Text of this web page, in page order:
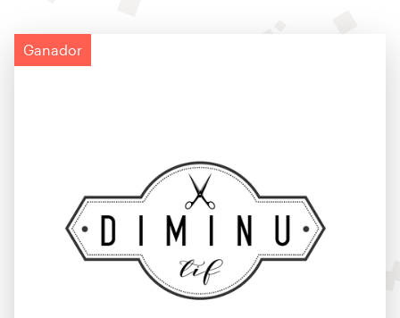
Ganador